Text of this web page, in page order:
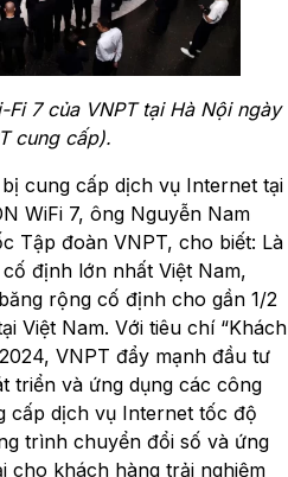
7 của VNPT tại Hà Nội ngày
cung cấp).
cung cấp dịch vụ Internet tại
WiFi 7, ông Nguyễn Nam
Tập đoàn VNPT, cho biết: Là
định lớn nhất Việt Nam,
rộng cố định cho gần 1/2
Việt Nam. Với tiêu chí “Khách
VNPT đẩy mạnh đầu tư
triển và ứng dụng các công
cấp dịch vụ Internet tốc độ
trình chuyển đổi số và ứng
cho khách hàng trải nghiệm